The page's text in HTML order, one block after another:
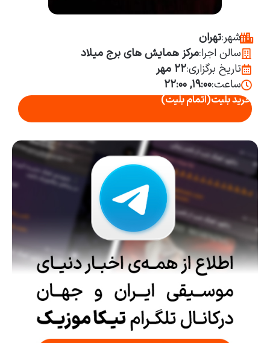
شهر:تهران
سالن اجرا:مرکز همایش های برج میلاد
تاریخ برگزاری:۲۲ مهر
ساعت:۱۹:۰۰, ۲۲:۰۰
خرید بلیت(اتمام بلیت)